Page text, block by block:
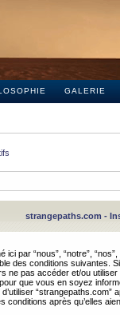
GALERIE
strangepaths.com -
par “nous”, “notre”,
des conditions suivantes.
ne pas accéder et/ou
que vous en soyez
“strangepaths.com”
conditions après qu’elles